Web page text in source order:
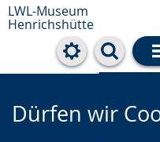
LWL-Museum
Henrichshütte
Dürfen wir